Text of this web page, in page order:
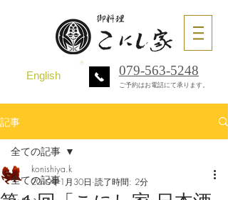
English 079-563-5248
ご予約はお電話にて承ります。
記事
全ての記事
全ての記事
konishiya.k
2019年1月30日 読了時間: 2分